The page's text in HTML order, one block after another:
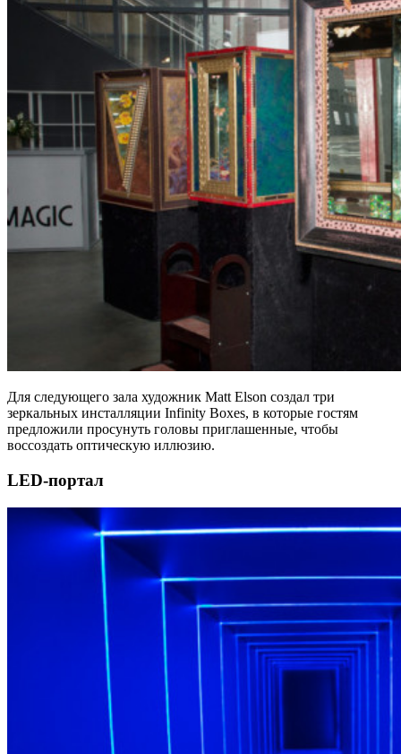
Для следующего зала художник Matt Elson создал три
зеркальных инсталляции Infinity Boxes, в которые гостям
предложили просунуть головы приглашенные, чтобы
воссоздать оптическую иллюзию.
LED-портал